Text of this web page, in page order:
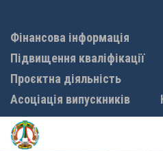
Фінансова інформація
Підвищення кваліфікації
Проєктна діяльність
Асоціація випускників